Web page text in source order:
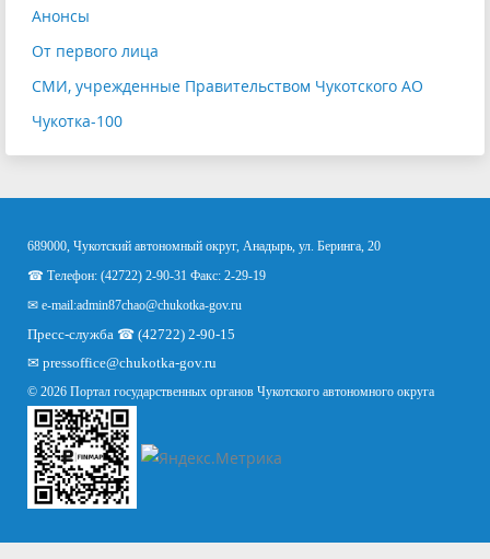
Анонсы
От первого лица
СМИ, учрежденные Правительством Чукотского АО
Чукотка-100
689000, Чукотский автономный округ, Анадырь, ул. Беринга, 20
☎ Телефон: (42722) 2-90-31 Факс: 2-29-19
✉ e-mail:admin87chao@chukotka-gov.ru
Пресс-служба ☎ (42722) 2-90-15
✉ pressoffice@chukotka-gov.ru
© 2026 Портал государственных органов Чукотского автономного округа